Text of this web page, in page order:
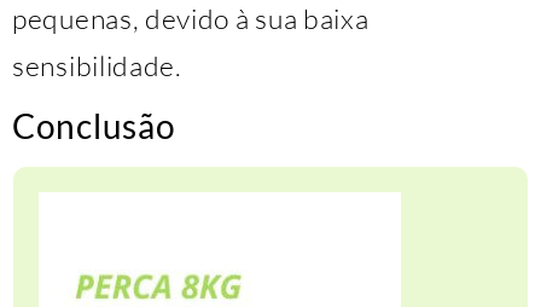
pequenas, devido à sua baixa
sensibilidade.
Conclusão